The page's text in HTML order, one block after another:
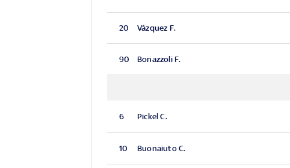
20 Vázquez F.
90 Bonazzoli F.
6 Pickel C.
10 Buonaiuto C.